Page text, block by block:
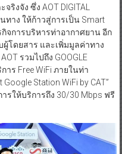
งจัง ซึ่ง AOT DIGITAL
ทาง ให้ก้าวสู่การเป็น Smart
จการบริหารท่าอากาศยาน อีก
โดยสาร และเพิ่มมูลค่าทาง
รวมไปถึง GOOGLE
าร Free WiFi ภายในท่า
Station WiFi by CAT”
ารให้บริการถึง 30/30 Mbps ฟรี